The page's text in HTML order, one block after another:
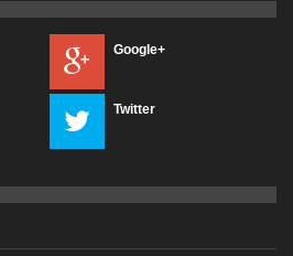
Google+
Twitter